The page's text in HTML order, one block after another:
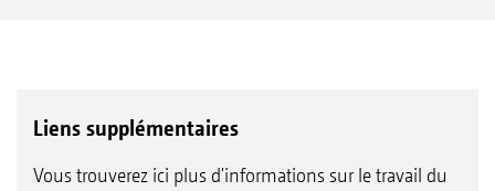
Liens supplémentaires
Vous trouverez ici plus d'informations sur le travail du